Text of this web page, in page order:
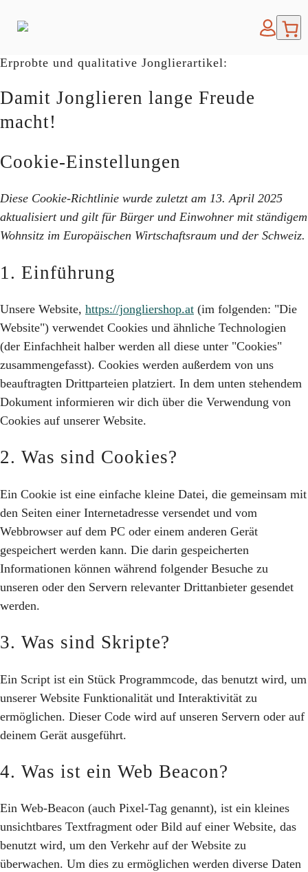
Erprobte und qualitative Jonglierartikel:
Damit Jonglieren lange Freude
macht!
Cookie-Einstellungen
Diese Cookie-Richtlinie wurde zuletzt am 13. April 2025
aktualisiert und gilt für Bürger und Einwohner mit ständigem
Wohnsitz im Europäischen Wirtschaftsraum und der Schweiz.
1. Einführung
Unsere Website, https://jongliershop.at (im folgenden: "Die
Website") verwendet Cookies und ähnliche Technologien
(der Einfachheit halber werden all diese unter "Cookies"
zusammengefasst). Cookies werden außerdem von uns
beauftragten Drittparteien platziert. In dem unten stehendem
Dokument informieren wir dich über die Verwendung von
Cookies auf unserer Website.
2. Was sind Cookies?
Ein Cookie ist eine einfache kleine Datei, die gemeinsam mit
den Seiten einer Internetadresse versendet und vom
Webbrowser auf dem PC oder einem anderen Gerät
gespeichert werden kann. Die darin gespeicherten
Informationen können während folgender Besuche zu
unseren oder den Servern relevanter Drittanbieter gesendet
werden.
3. Was sind Skripte?
Ein Script ist ein Stück Programmcode, das benutzt wird, um
unserer Website Funktionalität und Interaktivität zu
ermöglichen. Dieser Code wird auf unseren Servern oder auf
deinem Gerät ausgeführt.
4. Was ist ein Web Beacon?
Ein Web-Beacon (auch Pixel-Tag genannt), ist ein kleines
unsichtbares Textfragment oder Bild auf einer Website, das
benutzt wird, um den Verkehr auf der Website zu
überwachen. Um dies zu ermöglichen werden diverse Daten